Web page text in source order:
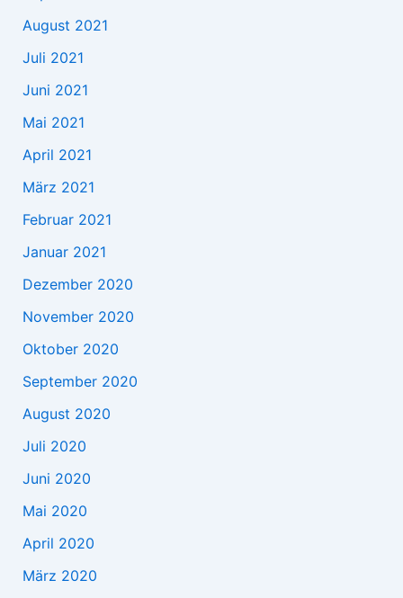
August 2021
Juli 2021
Juni 2021
Mai 2021
April 2021
März 2021
Februar 2021
Januar 2021
Dezember 2020
November 2020
Oktober 2020
September 2020
August 2020
Juli 2020
Juni 2020
Mai 2020
April 2020
März 2020